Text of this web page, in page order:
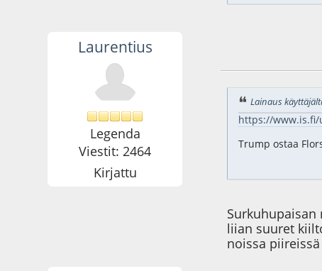
Laurentius
Legenda
Viestit: 2464
Kirjattu
Lainaus
https://www.is.fi/
Trump ostaa
liian suuret
noissa